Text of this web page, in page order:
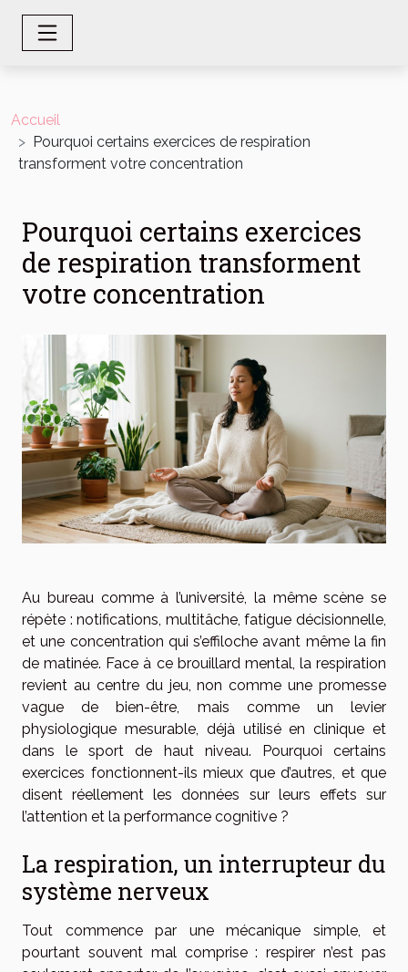
Accueil
Pourquoi certains exercices de respiration
transforment votre concentration
Pourquoi certains exercices
de respiration transforment
votre concentration
Au bureau comme à l’université, la même scène se
répète : notifications, multitâche, fatigue décisionnelle,
et une concentration qui s’effiloche avant même la fin
de matinée. Face à ce brouillard mental, la respiration
revient au centre du jeu, non comme une promesse
vague de bien-être, mais comme un levier
physiologique mesurable, déjà utilisé en clinique et
dans le sport de haut niveau. Pourquoi certains
exercices fonctionnent-ils mieux que d’autres, et que
disent réellement les données sur leurs effets sur
l’attention et la performance cognitive ?
La respiration, un interrupteur du
système nerveux
Tout commence par une mécanique simple, et
pourtant souvent mal comprise : respirer n’est pas